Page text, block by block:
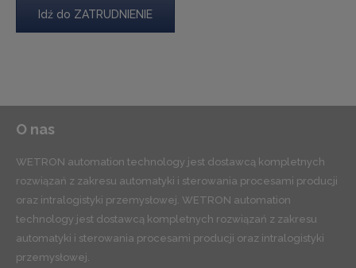
Idź do ZATRUDNIENIE
O nas
WETRON automation technology jest dostawcą kompletnych
rozwiązań z zakresu automatyki i sterowania procesami producji
oraz intralogistyki przemysłowej. WETRON automation
technology jest dostawcą kompletnych rozwiązań z zakresu
automatyki i sterowania procesami producji oraz intralogistyki
przemysłowej.